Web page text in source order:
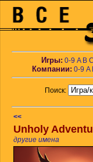
Игры: 0-9 A B C
Компании: 0-9 A
Поиск:
<<
Unholy
другие имена